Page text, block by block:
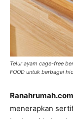
Telur ayam cage-free
FOOD untuk berbagai
Ranahrumah.com
menerapkan